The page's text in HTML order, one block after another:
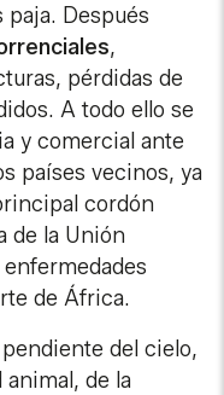
paja. Después
,
pérdidas de
A todo ello se
y comercial ante
países vecinos, ya
cordón
de la Unión
de África.
del cielo,
animal, de la